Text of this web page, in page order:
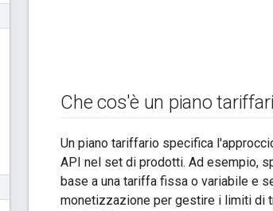
Che cos'è un piano
Un piano tariffario specifica
API nel set di prodotti. Ad esempio,
base a una tariffa fissa o variabile e
monetizzazione per gestire i limiti di